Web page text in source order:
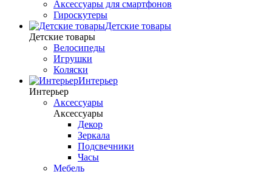
Аксессуары для смартфонов
Гироскутеры
Детские товары
Детские товары
Велосипеды
Игрушки
Коляски
Интерьер
Интерьер
Аксессуары
Аксессуары
Декор
Зеркала
Подсвечники
Часы
Мебель